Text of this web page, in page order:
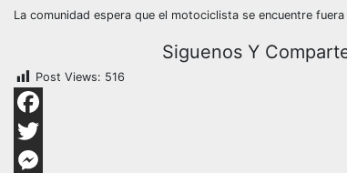
La comunidad espera que el motociclista se encuentre
Siguenos Y
Post Views: 516
Facebook
Twitter